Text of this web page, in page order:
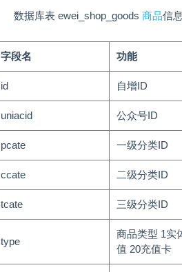
数据库表 ewei_shop_goods 商品信
字段名 功能
id 自增ID
uniacid 公众号ID
pcate 一级分类ID
ccate 二级分类ID
tcate 三级分类ID
type
商品类型 1实
值 20充值卡